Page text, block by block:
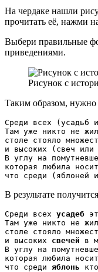
На чердаке нашли
прочитать её, нажми
Выбери правильные
приведениями.
Рисунок с
Таким образом, нужно
Среди всех (усадьб
Там уже никто не
столе стояло
и высоких (свеч или
В углу на
которая любила
что среди (яблоней
В результате
Среди всех усадеб
Там уже никто не
столе стояло
и высоких свечей в
В углу на
которая любила
что среди яблонь